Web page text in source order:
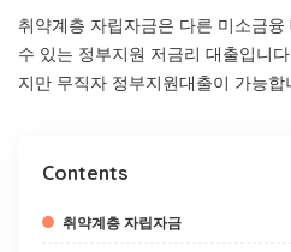
취약계층 자립자금은 다른 미소금
수 있는 정부지원 저금리 대출입니
지만 무직자 정부지원대출이 가능합
Contents
취약계층 자립자금